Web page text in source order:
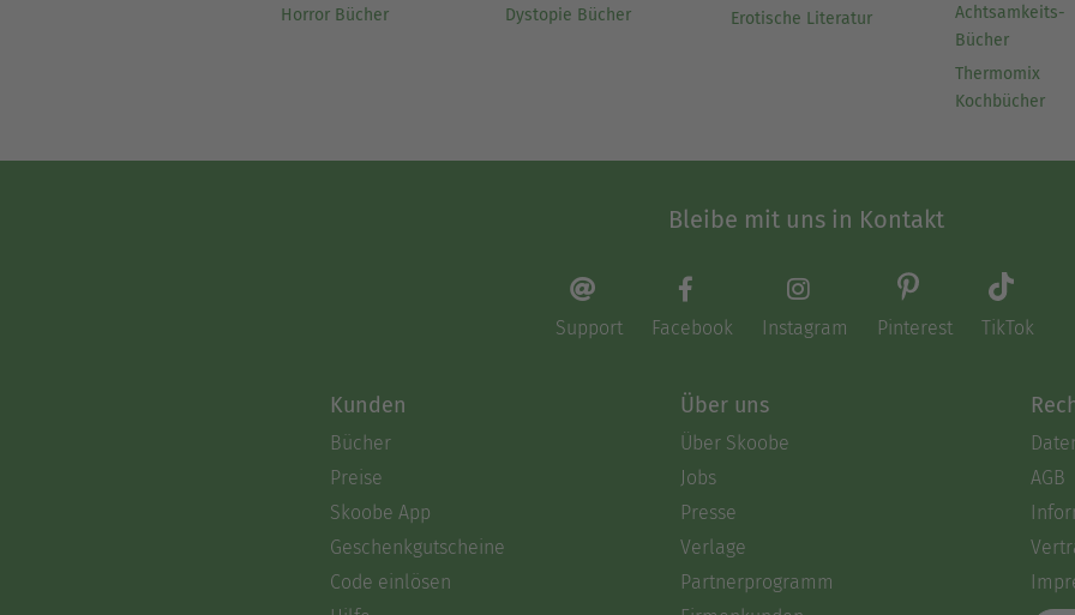
Horror Bücher
Dystopie Bücher
Erotische Literatur
Achtsamkeits-
Bücher
Thermomix
Kochbücher
Bleibe mit uns in Kontakt
Support Facebook Instagram Pinterest TikTok
Kunden
Bücher
Preise
Skoobe App
Geschenkgutscheine
Code einlösen
Über uns
Über Skoobe
Jobs
Presse
Verlage
Partnerprogramm
AGB